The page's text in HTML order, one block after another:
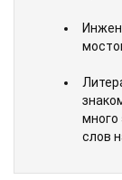
много
слов